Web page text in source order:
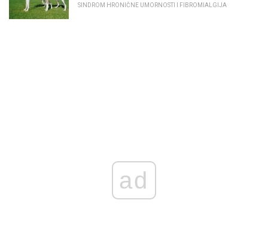
SINDROM HRONIČNE UMORNOSTI I FIBROMIALGIJA
ad